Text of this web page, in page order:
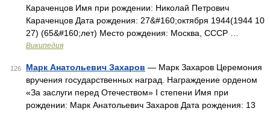
Караченцов Имя при рождении: Николай Петрович
Караченцов Дата рождения: 27&#160;октября 1944(1944 10
27) (65&#160;лет) Место рождения: Москва, СССР …
Википедия
126 Марк Анатольевич Захаров — Марк Захаров Церемония
вручения государственных наград. Награждение орденом
«За заслуги перед Отечеством» I степени Имя при
рождении: Марк Анатольевич Захаров Дата рождения: 13